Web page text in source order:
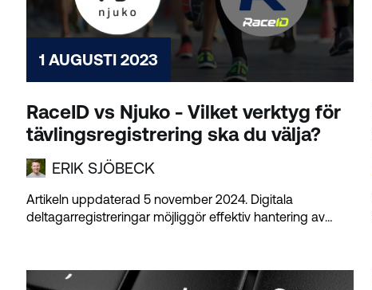
1 AUGUSTI 2023
RaceID vs Njuko - Vilket verktyg för
tävlingsregistrering ska du välja?
ERIK SJÖBECK
Artikeln uppdaterad 5 november 2024. Digitala
deltagarregistreringar möjliggör effektiv hantering av